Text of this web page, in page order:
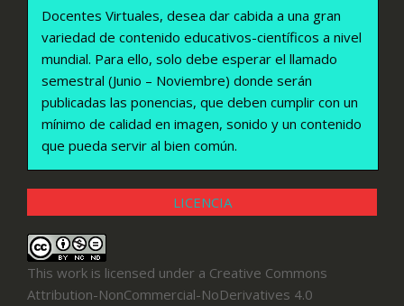
Docentes Virtuales, desea dar cabida a una gran
variedad de contenido educativos-científicos a nivel
mundial. Para ello, solo debe esperar el llamado
semestral (Junio – Noviembre) donde serán
publicadas las ponencias, que deben cumplir con un
mínimo de calidad en imagen, sonido y un contenido
que pueda servir al bien común.
LICENCIA
This work is licensed under a Creative Commons
Attribution-NonCommercial-NoDerivatives 4.0